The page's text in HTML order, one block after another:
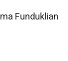
Funduklian